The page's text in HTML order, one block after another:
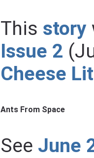
This story
Issue 2
Cheese
Ants From Space
See June